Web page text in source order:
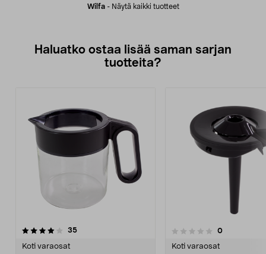
Wilfa- Näytä kaikki tuotteet
Haluatko ostaa lisää saman sarjan
tuotteita?
35arvostelut
Koti varaosat
0.0 viidestä
0arvostelut
Koti varaosat
4.0viidestä